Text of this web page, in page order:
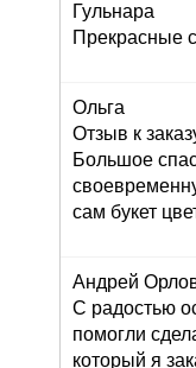
Гульнара
Прекрасные
Ольга
Отзыв к
Большое
сам букет
Андрей
С радостью
помогли
который я